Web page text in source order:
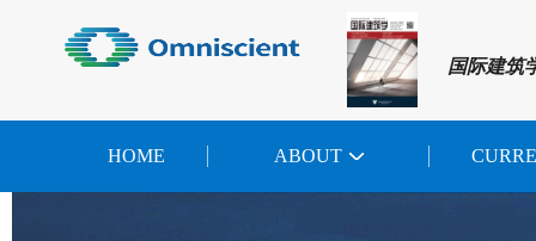
国际建筑
HOME ABOUT